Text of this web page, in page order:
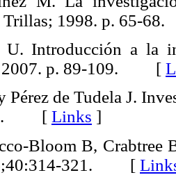
Trillas; 1998. p.
Introducción a la
2007. p. 89-109. [
Pérez de Tudela J.
[ Links ]
Bloom B, Crabtree
321. [